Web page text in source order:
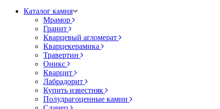
Каталог камня
Мрамор
Гранит
Кварцевый агломерат
Кварцекерамика
Травертин
Оникс
Кварцит
Лабрадорит
Купить известняк
Полудрагоценные камни